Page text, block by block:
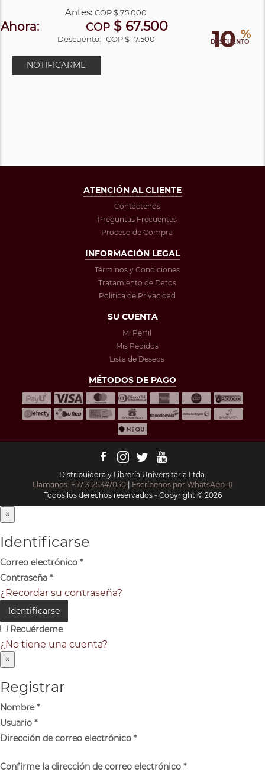
10 %
DESCUENTO
Antes:COP$ 75.000
Ahora: COP$ 67.500
Descuento: COP $ -7.500
NOTIFICARME
ATENCIÓN AL CLIENTE
Contáctenos
Preguntas Frecuentes
Proceso de Compra
INFORMACIÓN LEGAL
Términos y Condiciones
Tratamiento de Datos
Política de Privacidad
SU CUENTA
Mi Perfil
Mis Pedidos
Lista de Deseos
MÉTODOS DE PAGO
Distribuidora y Librería Universitaria Ltda.
Llámanos: +57 3125347050 | Escríbenos por WhatsApp:
Todos los derechos reservados - Copyright © 2026
×
Identificarse
Correo electrónico *
Contraseña *
¿Recordar su contraseña?
Identificarse
Recuérdeme
¿No tiene una cuenta?
×
Registrar
Nombre*
Usuario *
Dirección de correo electrónico *
Confirme la dirección de correo electrónico *